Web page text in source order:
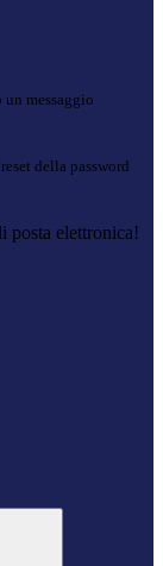
messaggio
della password
posta elettronica!